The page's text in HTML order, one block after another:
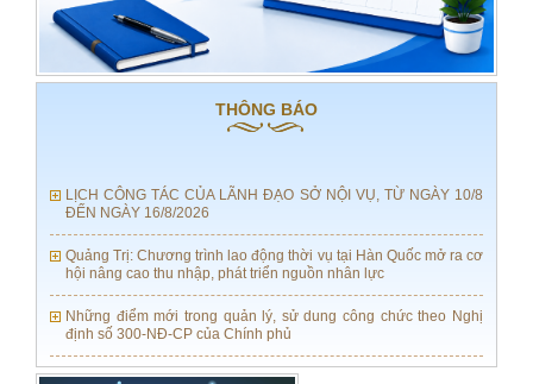
THÔNG BÁO
LỊCH CÔNG TÁC CỦA LÃNH ĐẠO SỞ NỘI VỤ, TỪ NGÀY 10/8
ĐẾN NGÀY 16/8/2026
Quảng Trị: Chương trình lao động thời vụ tại Hàn Quốc mở ra cơ
hội nâng cao thu nhập, phát triển nguồn nhân lực
Những điểm mới trong quản lý, sử dung công chức theo Nghị
định số 300-NĐ-CP của Chính phủ
TẬP HUẤN CÔNG TÁC VĂN THƯ LƯU TRỮ NĂM 2026